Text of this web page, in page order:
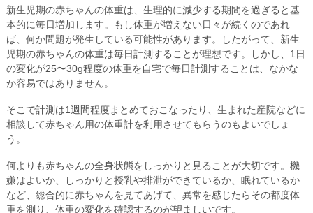
新生児期の赤ちゃんの体重は、生理的に減少する期間を過ぎると基
本的に毎日増加します。もし体重が増えない日々が続くのであれ
ば、何か問題が発生している可能性があります。したがって、新生
児期の赤ちゃんの体重は毎日計測することが理想です。しかし、1日
の変化が25〜30g程度の体重を自宅で毎日計測することは、なかな
か容易ではありません。
そこで計測は1週間程度まとめておこなったり、生まれた産院などに
相談して赤ちゃん用の体重計を利用させてもらうのもよいでしょ
う。
何よりも赤ちゃんの全身状態をしっかりと見ることが大切です。機
嫌はよいか、しっかりと授乳や排泄ができているか、眠れているか
など、総合的に赤ちゃんを見てあげて、異常を感じたらその都度体
重を測り、体重の変化を確認するのが望ましいです。